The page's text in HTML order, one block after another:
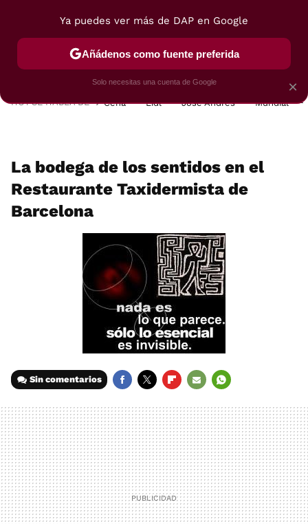
POSTRES VIAJES SELECCIÓN VEGUI
HOY SE HABLA DE Cena Lidl José Andrés Mundial
La bodega de los sentidos en el
Restaurante Taxidermista de
Barcelona
Sin comentarios
MAIL
×
Ya puedes ver más de DAP en Google
Añádenos como fuente preferida
Solo necesitas una cuenta de Google